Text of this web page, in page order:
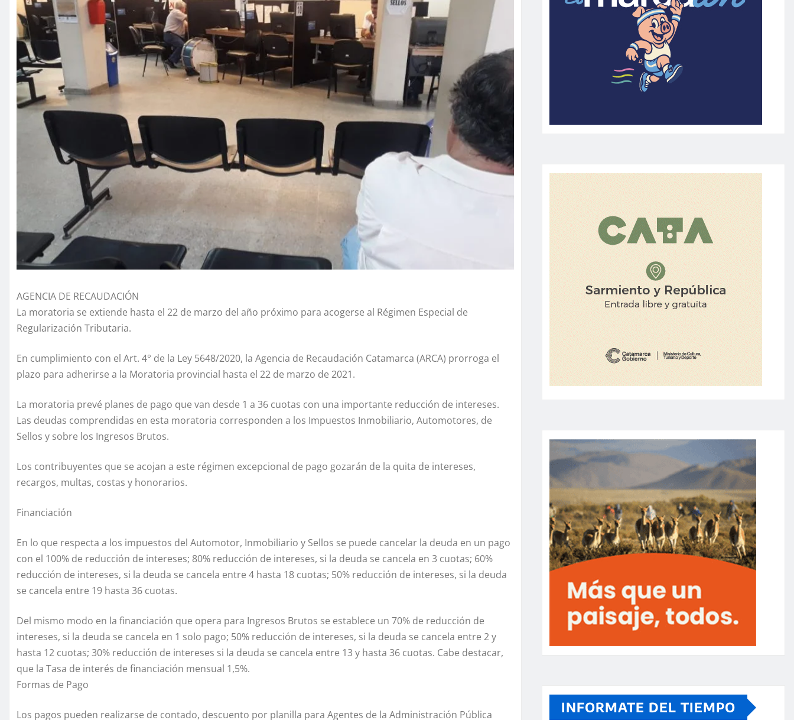
AGENCIA DE RECAUDACIÓN
La moratoria se extiende hasta el 22 de marzo del año próximo para acogerse al Régimen Especial de
Regularización Tributaria.
En cumplimiento con el Art. 4° de la Ley 5648/2020, la Agencia de Recaudación Catamarca (ARCA) prorroga el
plazo para adherirse a la Moratoria provincial hasta el 22 de marzo de 2021.
La moratoria prevé planes de pago que van desde 1 a 36 cuotas con una importante reducción de intereses.
Las deudas comprendidas en esta moratoria corresponden a los Impuestos Inmobiliario, Automotores, de
Sellos y sobre los Ingresos Brutos.
Los contribuyentes que se acojan a este régimen excepcional de pago gozarán de la quita de intereses,
recargos, multas, costas y honorarios.
Financiación
En lo que respecta a los impuestos del Automotor, Inmobiliario y Sellos se puede cancelar la deuda en un pago
con el 100% de reducción de intereses; 80% reducción de intereses, si la deuda se cancela en 3 cuotas; 60%
reducción de intereses, si la deuda se cancela entre 4 hasta 18 cuotas; 50% reducción de intereses, si la deuda
se cancela entre 19 hasta 36 cuotas.
Del mismo modo en la financiación que opera para Ingresos Brutos se establece un 70% de reducción de
intereses, si la deuda se cancela en 1 solo pago; 50% reducción de intereses, si la deuda se cancela entre 2 y
hasta 12 cuotas; 30% reducción de intereses si la deuda se cancela entre 13 y hasta 36 cuotas. Cabe destacar,
que la Tasa de interés de financiación mensual 1,5%.
Formas de Pago
Los pagos pueden realizarse de contado, descuento por planilla para Agentes de la Administración Pública
INFORMATE DEL TIEMPO